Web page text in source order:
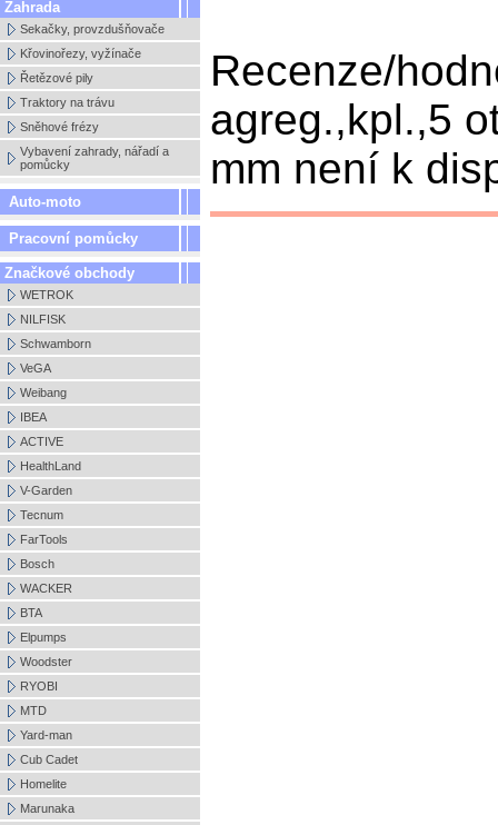
Zahrada
Sekačky, provzdušňovače
Křovinořezy, vyžínače
Řetězové pily
Traktory na trávu
Sněhové frézy
Vybavení zahrady, nářadí a
pomůcky
Auto-moto
Pracovní pomůcky
Značkové obchody
WETROK
NILFISK
Schwamborn
VeGA
Weibang
IBEA
ACTIVE
HealthLand
V-Garden
Tecnum
FarTools
Bosch
WACKER
BTA
Elpumps
Woodster
RYOBI
MTD
Yard-man
Cub Cadet
Homelite
Marunaka
Recenze/
agreg.,kpl.,5
mm není k